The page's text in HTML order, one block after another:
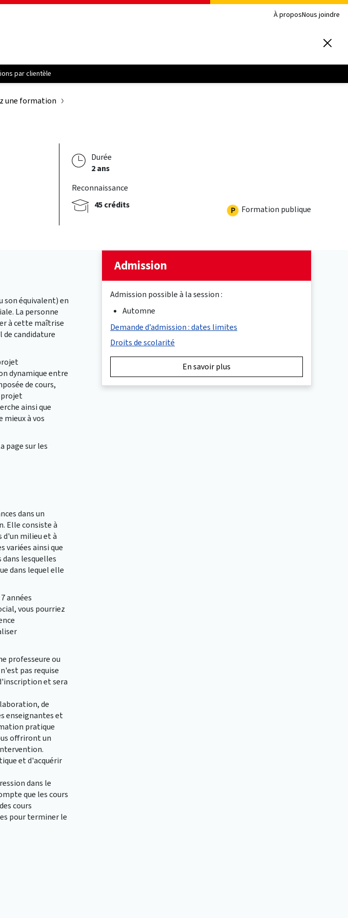
À proposNous joindre
par clientèle
une formation
Durée
2 ans
Reconnaissance
45 crédits
Formation publique
son équivalent) en
La personne
à cette maîtrise
candidature
dynamique entre
de cours,
projet
ainsi que
mieux à vos
page sur les
dans un
Elle consiste à
d'un milieu et à
variées ainsi que
lesquelles
dans lequel elle
années
vous pourriez
professeure ou
pas requise
et sera
de
enseignantes et
pratique
offriront un
et d'acquérir
dans le
que les cours
cours
pour terminer le
Admission
Admission possible à la session :
Automne
Demande d’admission : dates limites
Droits de scolarité
En savoir plus